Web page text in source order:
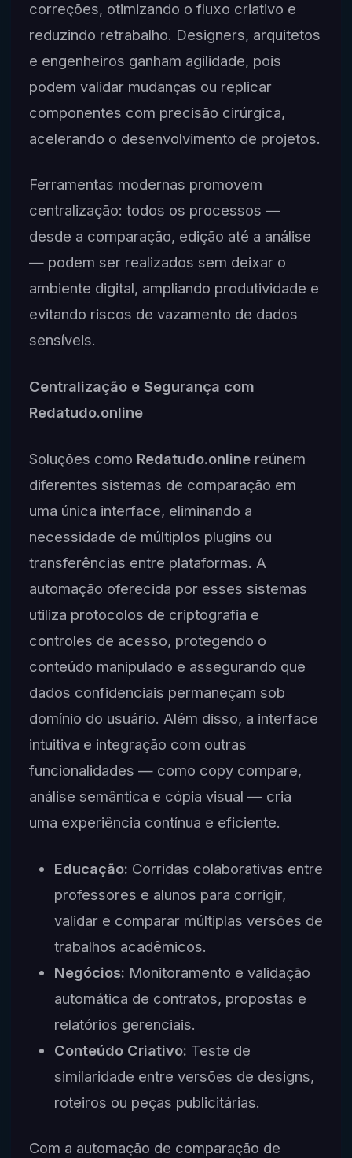
correções, otimizando o fluxo criativo e
reduzindo retrabalho. Designers, arquitetos
e engenheiros ganham agilidade, pois
podem validar mudanças ou replicar
componentes com precisão cirúrgica,
acelerando o desenvolvimento de projetos.
Ferramentas modernas promovem
centralização: todos os processos —
desde a comparação, edição até a análise
— podem ser realizados sem deixar o
ambiente digital, ampliando produtividade e
evitando riscos de vazamento de dados
sensíveis.
Centralização e Segurança com
Redatudo.online
Soluções como Redatudo.onlinereúnem
diferentes sistemas de comparação em
uma única interface, eliminando a
necessidade de múltiplos plugins ou
transferências entre plataformas. A
automação oferecida por esses sistemas
utiliza protocolos de criptografia e
controles de acesso, protegendo o
conteúdo manipulado e assegurando que
dados confidenciais permaneçam sob
domínio do usuário. Além disso, a interface
intuitiva e integração com outras
funcionalidades — como copy compare,
análise semântica e cópia visual — cria
uma experiência contínua e eficiente.
Educação: Corridas colaborativas entre
professores e alunos para corrigir,
validar e comparar múltiplas versões de
trabalhos acadêmicos.
Negócios: Monitoramento e validação
automática de contratos, propostas e
relatórios gerenciais.
Conteúdo Criativo: Teste de
similaridade entre versões de designs,
roteiros ou peças publicitárias.
Com a automação de comparação de